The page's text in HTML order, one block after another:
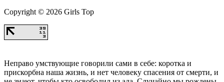
Copyright © 2026 Girls Top
Неправо умствующие говорили сами в себе: коротка и
прискорбна наша жизнь, и нет человеку спасения от смерти, и